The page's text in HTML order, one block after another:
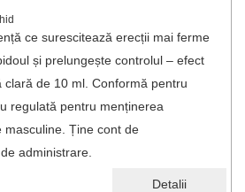
Detalii
ce surescitează erecții mai ferme
și prelungește controlul – efect
de 10 ml. Conformă pentru
regulată pentru menținerea
masculine. Ține cont de
administrare.